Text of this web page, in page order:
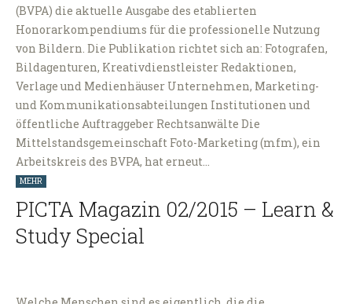
(BVPA) die aktuelle Ausgabe des etablierten
Honorarkompendiums für die professionelle Nutzung
von Bildern. Die Publikation richtet sich an: Fotografen,
Bildagenturen, Kreativdienstleister Redaktionen,
Verlage und Medienhäuser Unternehmen, Marketing-
und Kommunikationsabteilungen Institutionen und
öffentliche Auftraggeber Rechtsanwälte Die
Mittelstandsgemeinschaft Foto-Marketing (mfm), ein
Arbeitskreis des BVPA, hat erneut…
MEHR
PICTA Magazin 02/2015 – Learn &
Study Special